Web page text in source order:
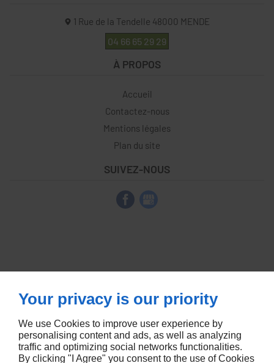
1 Rue de la Tendelle 48000 MENDE
04 66 65 29 29
À PROPOS
Accueil
Contactez-nous
Mentions légales
Plan du site
SUIVEZ-NOUS
Your privacy is our priority
We use Cookies to improve user experience by
personalising content and ads, as well as analyzing
traffic and optimizing social networks functionalities.
By clicking "I Agree" you consent to the use of Cookies